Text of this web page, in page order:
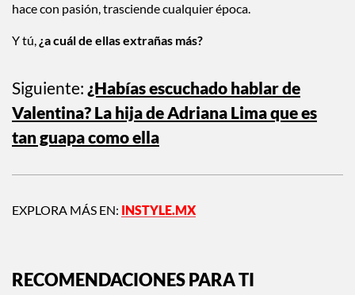
hace con pasión, trasciende cualquier época.
Y tú, ¿a cuál de ellas extrañas más?
Siguiente: ¿Habías escuchado hablar de
Valentina? La hija de Adriana Lima que es
tan guapa como ella
EXPLORA MÁS EN: INSTYLE.MX
RECOMENDACIONES PARA TI